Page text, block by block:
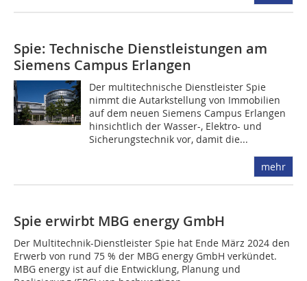
Spie: Technische Dienstleistungen am
Siemens Campus Erlangen
Der multitechnische Dienstleister Spie
nimmt die Autarkstellung von Immobilien
auf dem neuen Siemens Campus Erlangen
hinsichtlich der Wasser-, Elektro- und
Sicherungstechnik vor, damit die...
mehr
Spie erwirbt MBG energy GmbH
Der Multitechnik-Dienstleister Spie hat Ende März 2024 den
Erwerb von rund 75 % der MBG energy GmbH verkündet.
MBG energy ist auf die Entwicklung, Planung und